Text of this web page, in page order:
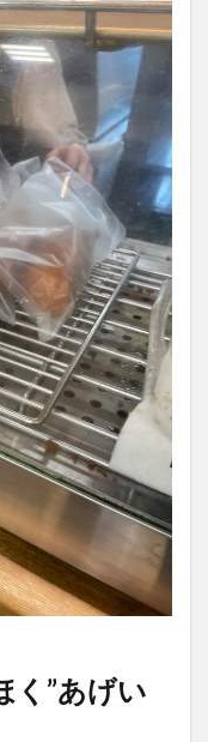
く”あげい